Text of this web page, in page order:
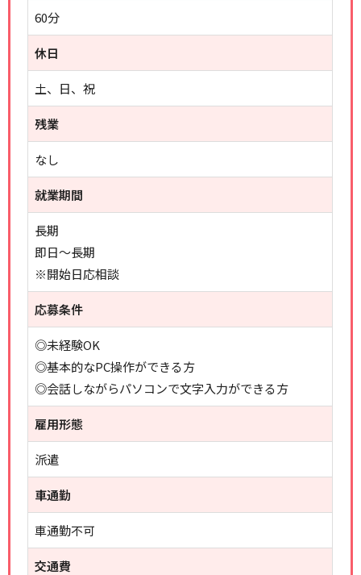
60分
休日
土、日、祝
残業
なし
就業期間
長期
即日～長期
※開始日応相談
応募条件
◎未経験OK
◎基本的なPC操作ができる方
◎会話しながらパソコンで文字入力ができる方
雇用形態
派遣
車通勤
車通勤不可
交通費